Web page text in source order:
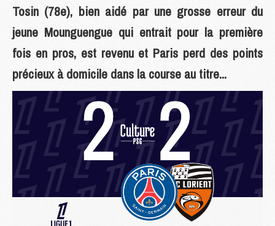
Tosin (78e), bien aidé par une grosse erreur du
jeune Mounguengue qui entrait pour la première
fois en pros, est revenu et Paris perd des points
précieux à domicile dans la course au titre...